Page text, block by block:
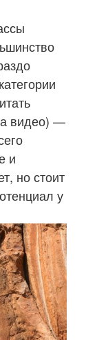
видео) —
и
но стоит
у